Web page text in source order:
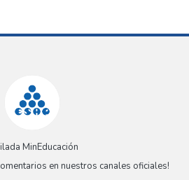
MinEducación
en nuestros canales oficiales!